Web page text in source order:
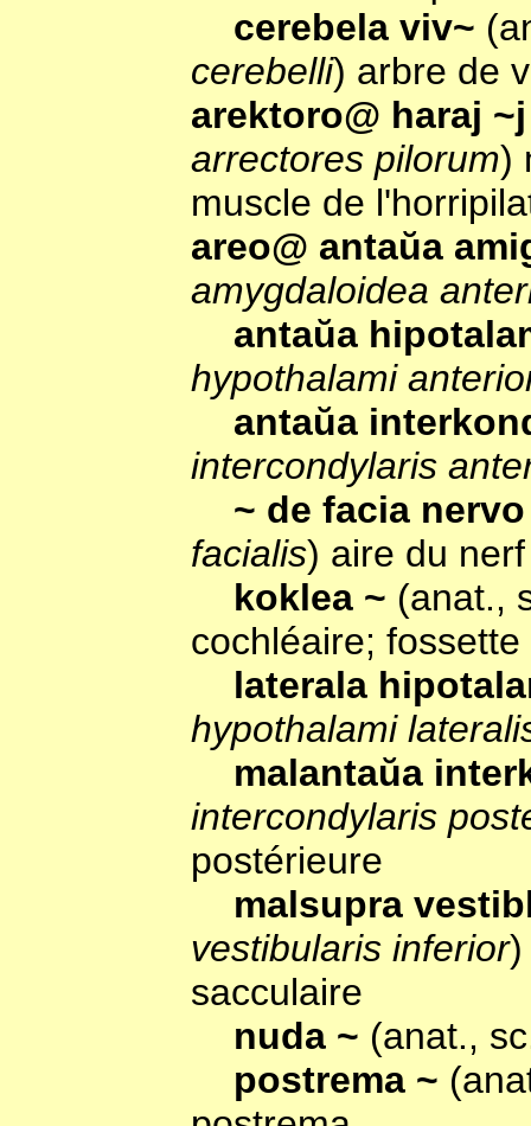
cerebela viv~
cerebelli) arbre de
arektoro@ haraj
arrectores pilorum)
muscle de
areo@ antaŭa
amygdaloidea
antaŭa
hypothalami
antaŭa
intercondylaris
~ de facia
facialis) aire du
koklea ~ (anat.,
cochléaire;
laterala
hypothalami
malantaŭa
intercondylaris
postérieure
malsupra
vestibularis inferior)
sacculaire
nuda ~ (anat.,
postrema ~